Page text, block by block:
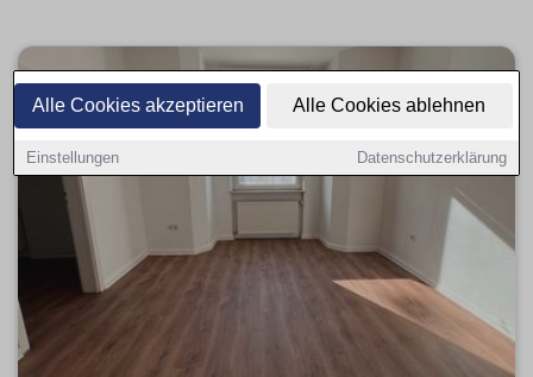
Alle Cookies akzeptieren Alle Cookies ablehnen
Einstellungen Datenschutzerklärung